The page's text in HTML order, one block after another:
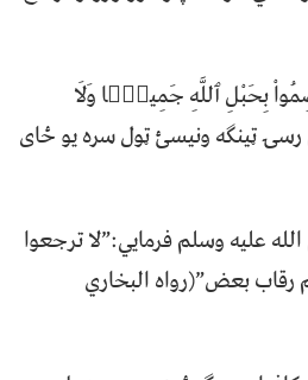
بِحَبْلِ ٱللَّهِ جَمِيعًۭا وَلَا
رسۍ ټينګه ونيسئ ټول سره يو ځاى
علیه وسلم فرمایي:”لا ترجعوا
بعض”(رواه البخاري